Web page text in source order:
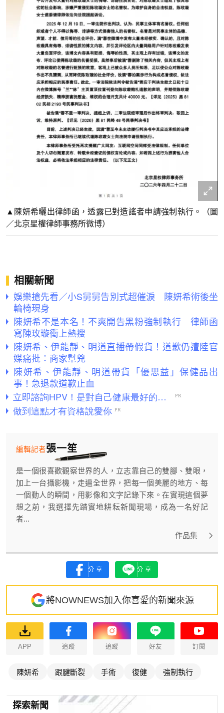
▲陳妍希曬出律師函，透露已對造謠者申請強制執行。（圖
／北京星權律師事務所微博）
相關新聞
娛樂搶先看／小S舅舅告別式超催淚 陳妍希術後坐
輪椅現身
陳妍希不是本名！不爽開告黑粉強制執行 律師函
寫陳玫璇衝上熱搜
陳妍希、伊能靜、明道直播帶假貨！道歉仍遭陸官
媒痛批：商家幫兇
陳妍希、伊能靜、明道帶貨「優思益」保健品出
事！急退款道歉止血
張一笙
編輯記者
是一個很喜歡觀察世界的人，立志靠自己的雙腳、雙眼，
加上一台攝影機，走遍全世界，把每一個美麗的地方、每
一個動人的瞬間，用影像和文字記錄下來。在實現這個夢
想之前，我選擇先踏實地耕耘新聞現場，成為一名好記
者...
作品集
分享 分享
將NOWNEWS加入你喜愛的新聞來源
APP 追蹤 追蹤 好友 訂閱
陳妍希 跟腱斷裂 手術 復健 強制執行
探索新聞